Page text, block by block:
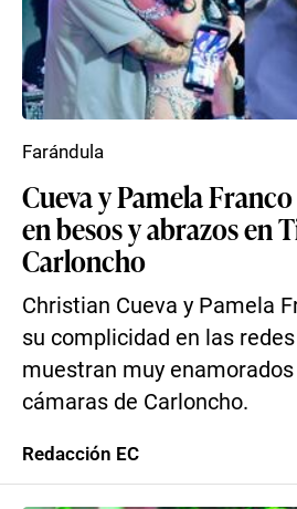
Cueva y Pamela
en besos y abrazos en
Carloncho
Christian Cueva y Pamela
su complicidad en las
muestran muy
cámaras de Carloncho.
Farándula
Redacción EC